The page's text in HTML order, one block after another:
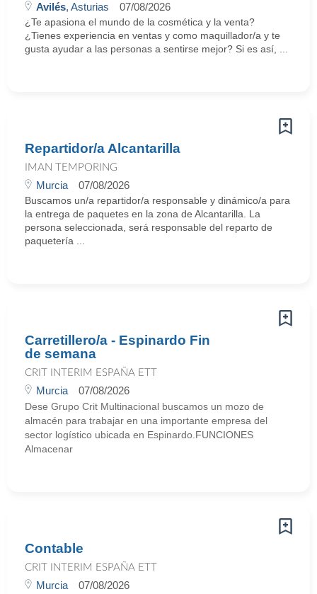
Avilés, Asturias 07/08/2026
¿Te apasiona el mundo de la cosmética y la venta?
¿Tienes experiencia en ventas y como maquillador/a y te
gusta ayudar a las personas a sentirse mejor? Si es así, ...
Repartidor/a Alcantarilla
IMAN TEMPORING
Murcia 07/08/2026
Buscamos un/a repartidor/a responsable y dinámico/a para
la entrega de paquetes en la zona de Alcantarilla. La
persona seleccionada, será responsable del reparto de
paquetería ...
Carretillero/a - Espinardo Fin
de semana
CRIT INTERIM ESPAÑA ETT
Murcia 07/08/2026
Dese Grupo Crit Multinacional buscamos un mozo de
almacén para trabajar en una importante empresa del
sector logístico ubicada en Espinardo.FUNCIONES
Almacenar
Contable
CRIT INTERIM ESPAÑA ETT
Murcia 07/08/2026